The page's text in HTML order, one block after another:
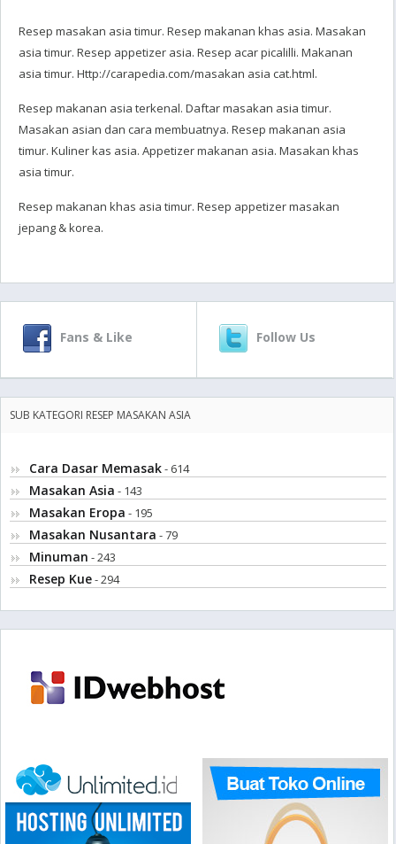
Resep masakan asia timur. Resep makanan khas asia. Masakan
asia timur. Resep appetizer asia. Resep acar picalilli. Makanan
asia timur. Http://carapedia.com/masakan asia cat.html.
Resep makanan asia terkenal. Daftar masakan asia timur.
Masakan asian dan cara membuatnya. Resep makanan asia
timur. Kuliner kas asia. Appetizer makanan asia. Masakan khas
asia timur.
Resep makanan khas asia timur. Resep appetizer masakan
jepang & korea.
Fans & Like Follow Us
SUB KATEGORI RESEP MASAKAN ASIA
Cara Dasar Memasak- 614
Masakan Asia - 143
Masakan Eropa - 195
Masakan Nusantara - 79
Minuman - 243
Resep Kue- 294